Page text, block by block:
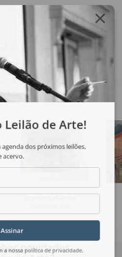
Leilão de Arte!
dos próximos leilões,
acervo.
Assinar
a nossa política de privacidade.
novidades